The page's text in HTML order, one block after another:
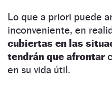
Lo que a priori puede
inconveniente, en
cubiertas en las
tendrán que afrontar
en su vida útil.